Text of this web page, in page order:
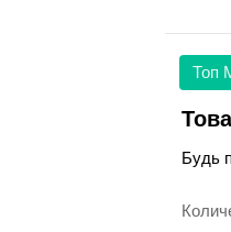
Топ
Будь